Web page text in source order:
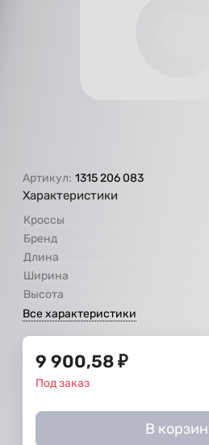
Артикул: 1315 206 083
Характеристики
Кроссы
Бренд
Длина
Ширина
Высота
Все характеристики
9 900,58 ₽
Под заказ
В